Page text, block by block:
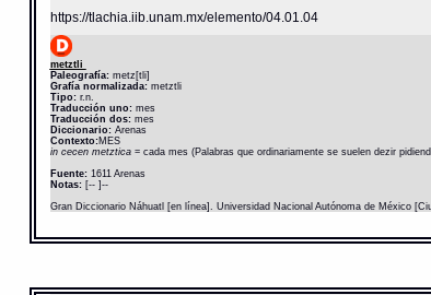
https://tlachia.iib.unam.mx/elemento/04.01.04
metztli
Paleografía:metz[tli]
Grafía normalizada:metztli
Tipo:r.n.
Traducción uno:mes
Traducción dos:mes
Diccionario: Arenas
Contexto:MES
in cecen metztica = cada mes (Palabras que ordinariamente se suelen dezir
Fuente:1611 Arenas
Notas:[-- ]--
Gran Diccionario Náhuatl [en línea]. Universidad Nacional Autónoma de México